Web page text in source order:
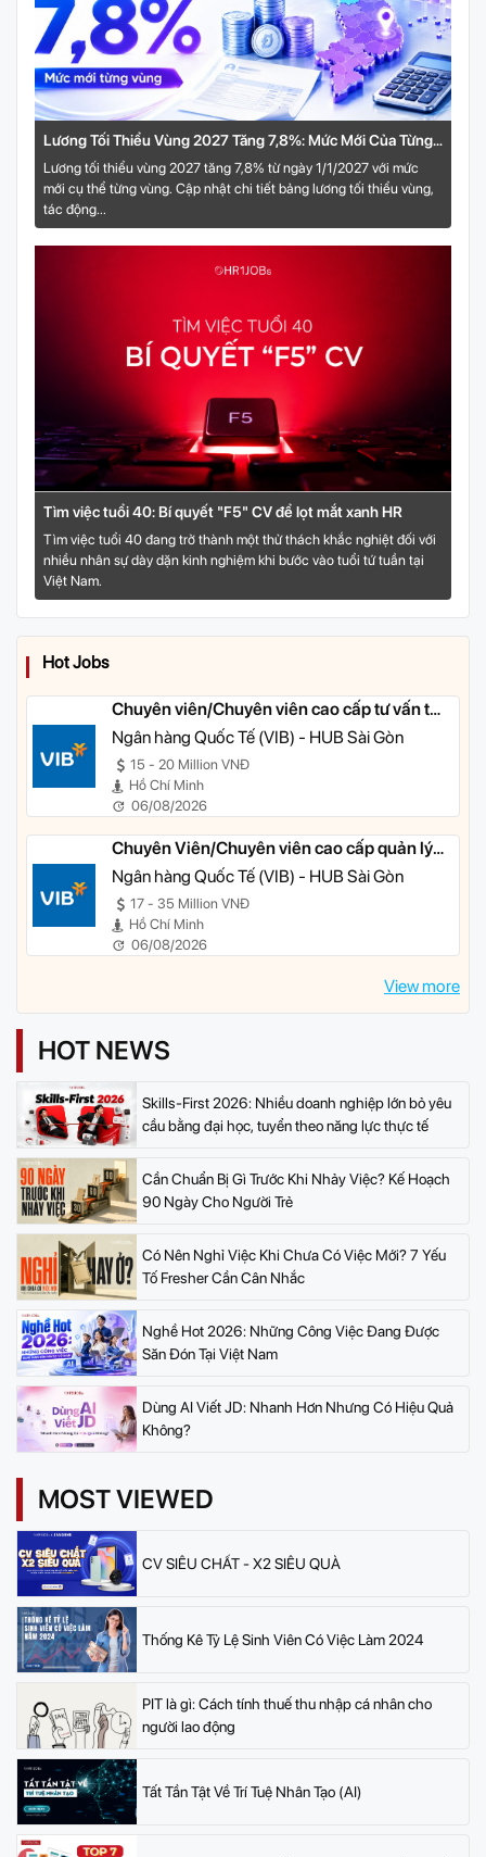
Lương Tối Thiểu Vùng 2027 Tăng 7,8%: Mức Mới Của Từng
Vùng
Lương tối thiểu vùng 2027 tăng 7,8% từ ngày 1/1/2027 với mức
mới cụ thể từng vùng. Cập nhật chi tiết bảng lương tối thiểu vùng,
tác động...
Tìm việc tuổi 40: Bí quyết "F5" CV để lọt mắt xanh HR
Tìm việc tuổi 40 đang trở thành một thử thách khắc nghiệt đối với
nhiều nhân sự dày dặn kinh nghiệm khi bước vào tuổi tứ tuần tại
Việt Nam.
Hot Jobs
Chuyên viên/Chuyên viên cao cấp tư vấn tài
chính cá nhân
Ngân hàng Quốc Tế (VIB) - HUB Sài Gòn
15 - 20 Million VNĐ
Hồ Chí Minh
06/08/2026
Chuyên Viên/Chuyên viên cao cấp quản lý
khách hàng ưu tiên
Ngân hàng Quốc Tế (VIB) - HUB Sài Gòn
17 - 35 Million VNĐ
Hồ Chí Minh
06/08/2026
View more
HOT NEWS
Skills-First 2026: Nhiều doanh nghiệp lớn bỏ yêu
cầu bằng đại học, tuyển theo năng lực thực tế
Cần Chuẩn Bị Gì Trước Khi Nhảy Việc? Kế Hoạch
90 Ngày Cho Người Trẻ
Có Nên Nghỉ Việc Khi Chưa Có Việc Mới? 7 Yếu
Tố Fresher Cần Cân Nhắc
Nghề Hot 2026: Những Công Việc Đang Được
Săn Đón Tại Việt Nam
Dùng AI Viết JD: Nhanh Hơn Nhưng Có Hiệu Quả
Không?
MOST VIEWED
CV SIÊU CHẤT - X2 SIÊU QUÀ
Thống Kê Tỷ Lệ Sinh Viên Có Việc Làm 2024
PIT là gì: Cách tính thuế thu nhập cá nhân cho
người lao động
Tất Tần Tật Về Trí Tuệ Nhân Tạo (AI)